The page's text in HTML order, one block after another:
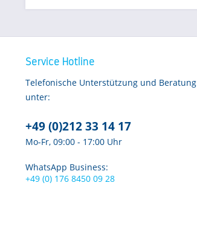
Service Hotline
Telefonische Unterstützung und Beratung
unter:
+49 (0)212 33 14 17
Mo-Fr, 09:00 - 17:00 Uhr
WhatsApp Business:
+49 (0) 176 8450 09 28